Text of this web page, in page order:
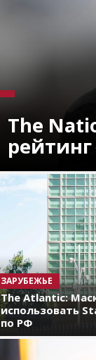
The
ЗАРУБЕЖЬЕ
The Atlantic:
использовать
по РФ